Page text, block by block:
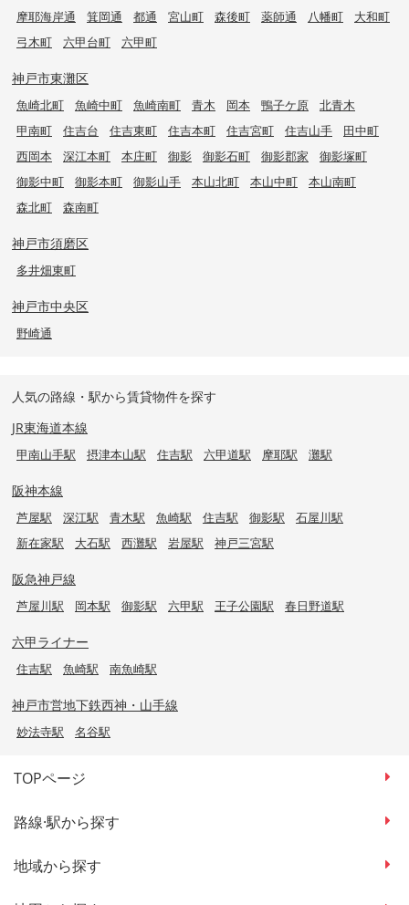
摩耶海岸通
箕岡通 都通 宮山町 森後町 薬師通 八幡町
大和町
弓木町
六甲台町 六甲町
神戸市東灘区
魚崎北町 魚崎中町 魚崎南町 青木 岡本 鴨子ケ原
北青木
甲南町
住吉台 住吉東町 住吉本町 住吉宮町 住吉山手
田中町
西岡本
深江本町 本庄町 御影 御影石町 御影郡家
御影塚町
御影中町
御影本町 御影山手 本山北町 本山中町
本山南町
森北町
森南町
神戸市須磨区
多井畑東町
神戸市中央区
野崎通
人気の路線・駅から賃貸物件を探す
JR東海道本線
甲南山手駅 摂津本山駅 住吉駅 六甲道駅 摩耶駅 灘駅
阪神本線
芦屋駅 深江駅 青木駅 魚崎駅 住吉駅 御影駅
石屋川駅
新在家駅
大石駅 西灘駅 岩屋駅 神戸三宮駅
阪急神戸線
芦屋川駅 岡本駅 御影駅 六甲駅 王子公園駅 春日野道駅
六甲ライナー
住吉駅 魚崎駅 南魚崎駅
神戸市営地下鉄西神・山手線
妙法寺駅 名谷駅
TOPページ
路線·駅から探す
地域から探す